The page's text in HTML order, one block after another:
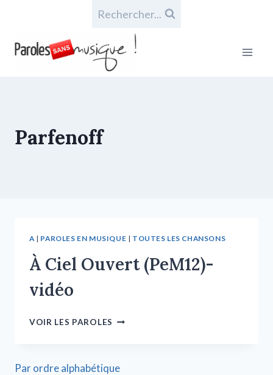
Rechercher...
Parfenoff
A| PAROLES EN MUSIQUE | TOUTES LES CHANSONS
À Ciel Ouvert (PeM12)-
vidéo
VOIR LES PAROLES
Par ordre alphabétique